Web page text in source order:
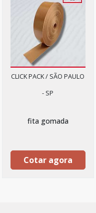
CLICK PACK / SÃO PAULO
- SP
fita gomada
Cotar agora